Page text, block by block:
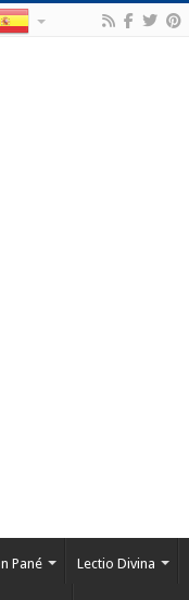
Pané Lectio Divina